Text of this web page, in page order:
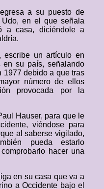
a su puesto de
en el que señala
a casa, diciéndole a
escribe un artículo en
su país, señalando
1977 debido a que tras
número de ellos
provocada por la
Hauser, para que le
viéndose para
al saberse vigilado,
pueda estarlo
hacer una
en su casa que va a
a Occidente bajo el